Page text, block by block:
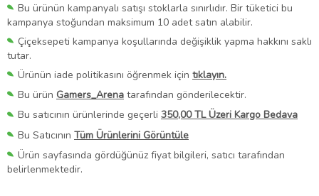
Bu ürünün kampanyalı satışı stoklarla sınırlıdır. Bir tüketici bu
kampanya stoğundan maksimum 10 adet satın alabilir.
Çiçeksepeti kampanya koşullarında değişiklik yapma hakkını saklı
tutar.
Ürünün iade politikasını öğrenmek için tıklayın.
Bu ürün Gamers_Arena tarafından gönderilecektir.
Bu satıcının ürünlerinde geçerli 350,00 TL Üzeri Kargo Bedava
Bu Satıcının Tüm Ürünlerini Görüntüle
Ürün sayfasında gördüğünüz fiyat bilgileri, satıcı tarafından
belirlenmektedir.